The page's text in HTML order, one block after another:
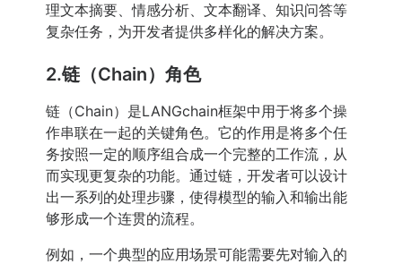
理文本摘要、情感分析、文本翻译、知识问答等
复杂任务，为开发者提供多样化的解决方案。
2.链（Chain）角色
链（Chain）是LANGchain框架中用于将多个操
作串联在一起的关键角色。它的作用是将多个任
务按照一定的顺序组合成一个完整的工作流，从
而实现更复杂的功能。通过链，开发者可以设计
出一系列的处理步骤，使得模型的输入和输出能
够形成一个连贯的流程。
例如，一个典型的应用场景可能需要先对输入的